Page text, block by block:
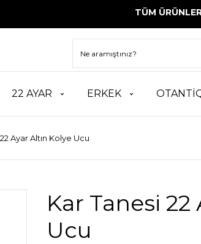
TÜM ÜRÜNLERDE %10
22 AYAR ERKEK
Ayar Altın Kolye Ucu
Kar Tanesi 22
Ucu